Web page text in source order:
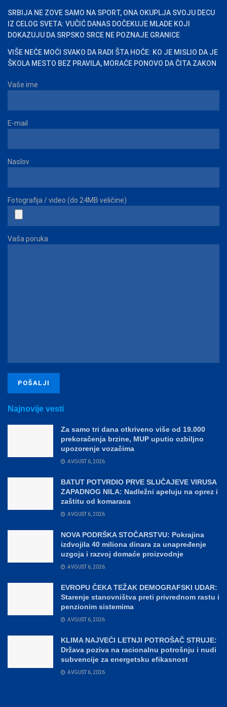
SRBIJA NE ZOVE SAMO NA SPORT, ONA OKUPLJA SVOJU DECU
IZ CELOG SVETA: VUČIĆ DANAS DOČEKUJE MLADE KOJI
DOKAZUJU DA SRPSKO SRCE NE POZNAJE GRANICE
VIŠE NEĆE MOĆI SVAKO DA RADI ŠTA HOĆE: KO JE MISLIO DA JE
ŠKOLA MESTO BEZ PRAVILA, MORAĆE PONOVO DA ČITA ZAKON
Vaše ime
E-mail
Naslov
Fotografija / video (do 24MB veličine)
Vaša poruka
Najnovije vesti
Za samo tri dana otkriveno više od 19.000
prekoračenja brzine, MUP uputio ozbiljno
upozorenje vozačima
AVGUST 6, 2026
BATUT POTVRDIO PRVE SLUČAJEVE VIRUSA
ZAPADNOG NILA: Nadležni apeluju na oprez i
zaštitu od komaraca
AVGUST 6, 2026
NOVA PODRŠKA STOČARSTVU: Pokrajina
izdvojila 40 miliona dinara za unapređenje
uzgoja i razvoj domaće proizvodnje
AVGUST 6, 2026
EVROPU ČEKA TEŽAK DEMOGRAFSKI UDAR:
Starenje stanovništva preti privrednom rastu i
penzionim sistemima
AVGUST 6, 2026
KLIMA NAJVEĆI LETNJI POTROŠAČ STRUJE:
Država poziva na racionalnu potrošnju i nudi
subvencije za energetsku efikasnost
AVGUST 6, 2026